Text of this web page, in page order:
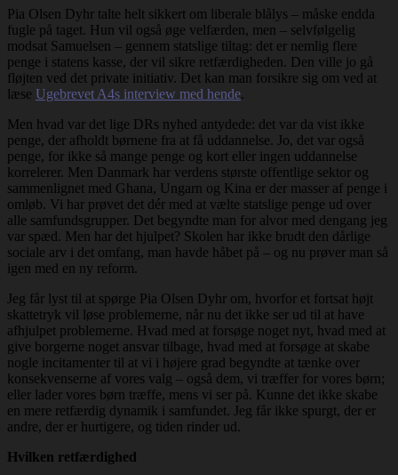
Pia Olsen Dyhr talte helt sikkert om liberale blålys – måske endda
fugle på taget. Hun vil også øge velfærden, men – selvfølgelig
modsat Samuelsen – gennem statslige tiltag: det er nemlig flere
penge i statens kasse, der vil sikre retfærdigheden. Den ville jo gå
fløjten ved det private initiativ. Det kan man forsikre sig om ved at
læse Ugebrevet A4s interview med hende.
Men hvad var det lige DRs nyhed antydede: det var da vist ikke
penge, der afholdt børnene fra at få uddannelse. Jo, det var også
penge, for ikke så mange penge og kort eller ingen uddannelse
korrelerer. Men Danmark har verdens største offentlige sektor og
sammenlignet med Ghana, Ungarn og Kina er der masser af penge i
omløb. Vi har prøvet det dér med at vælte statslige penge ud over
alle samfundsgrupper. Det begyndte man for alvor med dengang jeg
var spæd. Men har det hjulpet? Skolen har ikke brudt den dårlige
sociale arv i det omfang, man havde håbet på – og nu prøver man så
igen med en ny reform.
Jeg får lyst til at spørge Pia Olsen Dyhr om, hvorfor et fortsat højt
skattetryk vil løse problemerne, når nu det ikke ser ud til at have
afhjulpet problemerne. Hvad med at forsøge noget nyt, hvad med at
give borgerne noget ansvar tilbage, hvad med at forsøge at skabe
nogle incitamenter til at vi i højere grad begyndte at tænke over
konsekvenserne af vores valg – også dem, vi træffer for vores børn;
eller lader vores børn træffe, mens vi ser på. Kunne det ikke skabe
en mere retfærdig dynamik i samfundet. Jeg får ikke spurgt, der er
andre, der er hurtigere, og tiden rinder ud.
Hvilken retfærdighed